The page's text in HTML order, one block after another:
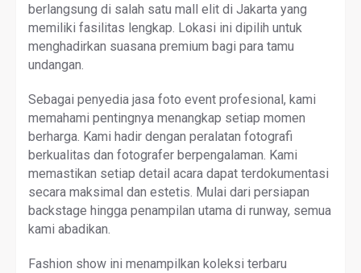
berlangsung di salah satu mall elit di Jakarta yang
memiliki fasilitas lengkap. Lokasi ini dipilih untuk
menghadirkan suasana premium bagi para tamu
undangan.
Sebagai penyedia jasa foto event profesional, kami
memahami pentingnya menangkap setiap momen
berharga. Kami hadir dengan peralatan fotografi
berkualitas dan fotografer berpengalaman. Kami
memastikan setiap detail acara dapat terdokumentasi
secara maksimal dan estetis. Mulai dari persiapan
backstage hingga penampilan utama di runway, semua
kami abadikan.
Fashion show ini menampilkan koleksi terbaru